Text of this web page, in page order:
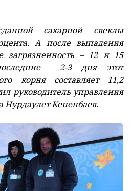
сахарной свеклы
А после выпадения
загрязненность – 12 и 15
2-3 дня этот
корня составляет 11,2
руководитель управления
Нурдаулет Кененбаев.